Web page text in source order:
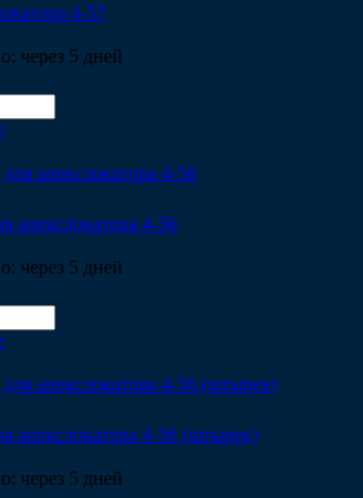
4-57
через 5 дней
апекслокатора 4-56
через 5 дней
апекслокатора 4-56 (штырек)
через 5 дней